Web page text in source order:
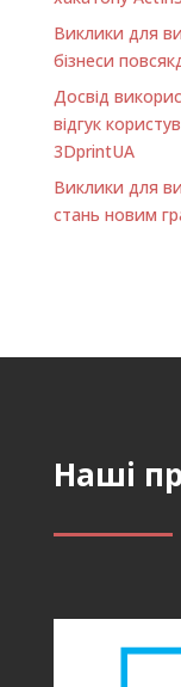
Виклики для
бізнеси
Досвід
відгук
3DprintUA
Виклики для
стань новим
Наші